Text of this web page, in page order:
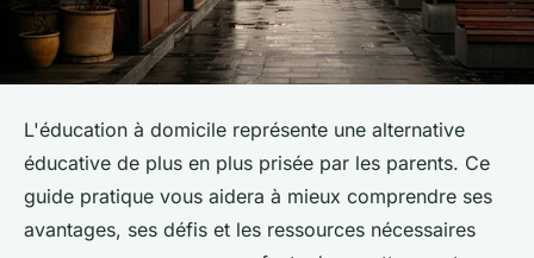
L'éducation à domicile représente une alternative
éducative de plus en plus prisée par les parents. Ce
guide pratique vous aidera à mieux comprendre ses
avantages, ses défis et les ressources nécessaires